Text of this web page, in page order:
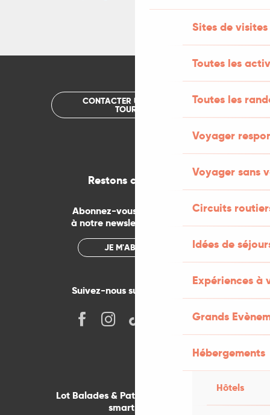
Sites de visites
Toutes les
Toutes les
Voyager
Voyager sans
Circuits
Idées de
Expériences à
Grands
Hébergements
Hôtels
CONTACTER UN OFFICE DE
TOURISME
Restons connectés
Abonnez-vous gratuitement
à notre newsletter mensuelle
JE M'ABONNE
Suivez-nous sur les réseaux !
Lot Balades & Patrimoines sur votre
smartphone